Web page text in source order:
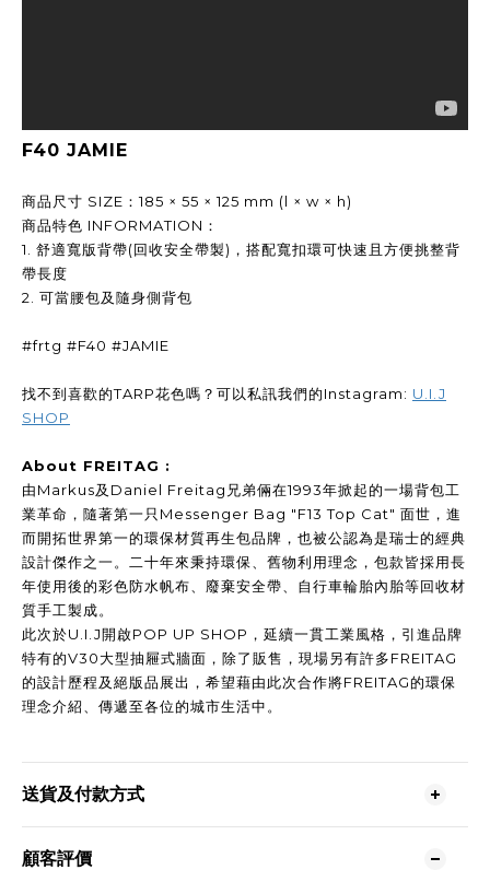
F40 JAMIE
商品尺寸 SIZE：185 × 55 × 125 mm (l × w × h)
商品特色 INFORMATION：
1. 舒適寬版背帶(回收安全帶製)，搭配寬扣環可快速且方便挑整背
帶長度
2. 可當腰包及隨身側背包
#frtg #F40 #JAMIE
找不到喜歡的TARP花色嗎？可以私訊我們的Instagram: U.I.J
SHOP
About FREITAG :
由Markus及Daniel Freitag兄弟倆在1993年掀起的一場背包工
業革命，隨著第一只Messenger Bag "F13 Top Cat" 面世，進
而開拓世界第一的環保材質再生包品牌，也被公認為是瑞士的經典
設計傑作之一。二十年來秉持環保、舊物利用理念，包款皆採用長
年使用後的彩色防水帆布、廢棄安全帶、自行車輪胎內胎等回收材
質手工製成。
此次於U.I.J開啟POP UP SHOP，延續一貫工業風格，引進品牌
特有的V30大型抽屜式牆面，除了販售，現場另有許多FREITAG
的設計歷程及絕版品展出，希望藉由此次合作將FREITAG的環保
理念介紹、傳遞至各位的城市生活中。
送貨及付款方式
顧客評價